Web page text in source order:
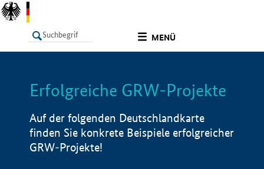
MENÜ
LISTE Info
Erfolgreiche GRW-Projekte
Auf der folgenden Deutschlandkarte
finden Sie konkrete Beispiele erfolgreicher
GRW-Projekte!